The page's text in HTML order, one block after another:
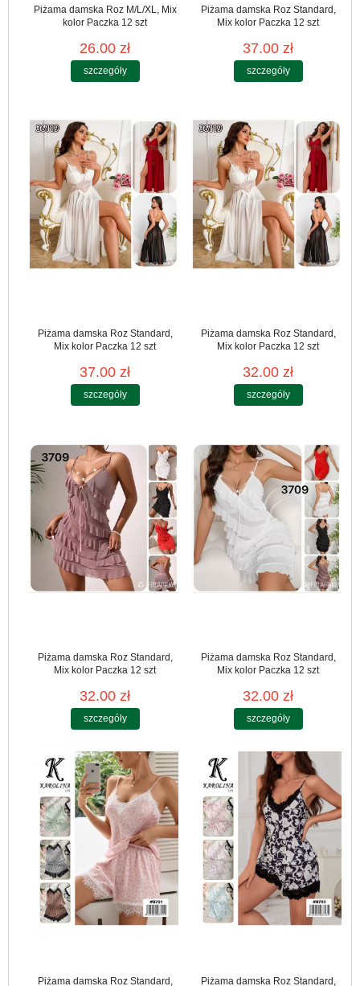
Piżama damska Roz M/L/XL, Mix
kolor Paczka 12 szt
26.00 zł
szczegóły
Piżama damska Roz Standard,
Mix kolor Paczka 12 szt
37.00 zł
szczegóły
Piżama damska Roz Standard,
Mix kolor Paczka 12 szt
37.00 zł
szczegóły
Piżama damska Roz Standard,
Mix kolor Paczka 12 szt
32.00 zł
szczegóły
Piżama damska Roz Standard,
Mix kolor Paczka 12 szt
32.00 zł
szczegóły
Piżama damska Roz Standard,
Mix kolor Paczka 12 szt
32.00 zł
szczegóły
Piżama damska Roz Standard, Piżama damska Roz Standard,